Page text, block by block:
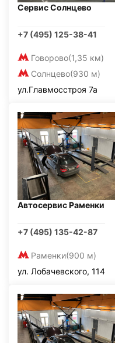
Сервис Солнцево
+7 (495) 125-38-41
Говорово(1,35 км)
Солнцево(930 м)
ул.Главмосстроя 7а
Автосервис Раменки
+7 (495) 135-42-87
Раменки(900 м)
ул. Лобачевского, 114